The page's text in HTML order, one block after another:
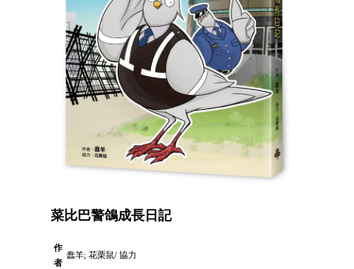
菜比巴警鴿成長日記
作
者
蠢羊; 花栗鼠/ 協力